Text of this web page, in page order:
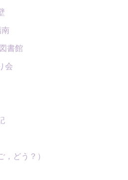
南
書館
会
，どう？）